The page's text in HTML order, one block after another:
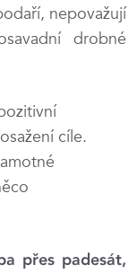
nepovažují
drobné
cíle.
přes padesát,